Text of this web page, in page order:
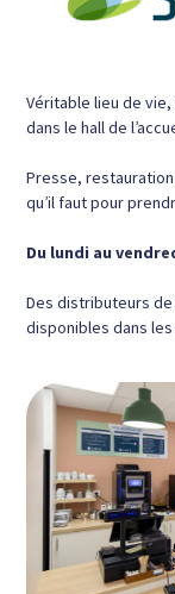
Véritable lieu de
dans le hall de
Presse,
qu’il faut pour
Du lundi au
Des distributeurs
disponibles dans